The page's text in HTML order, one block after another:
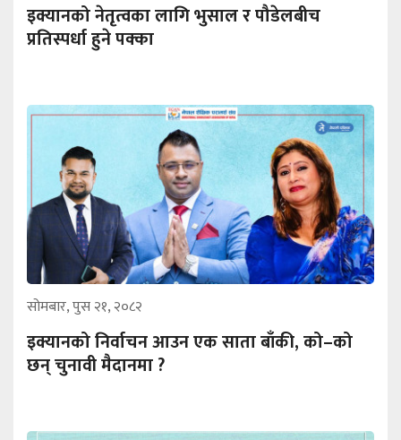
इक्यानको नेतृत्वका लागि भुसाल र पौडेलबीच
प्रतिस्पर्धा हुने पक्का
सोमबार, पुस २१, २०८२
इक्यानको निर्वाचन आउन एक साता बाँकी, को–को
छन् चुनावी मैदानमा ?